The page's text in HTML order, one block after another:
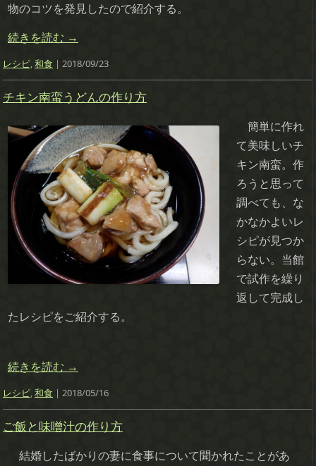
物のコツを発見したので紹介する。
続きを読む →
レシピ,和食 | 2018/09/23
チキン南蛮うどんの作り方
簡単に作れ
て美味しいチ
キン南蛮。作
ろうと思って
調べても、な
かなかよいレ
シピが見つか
らない。当館
で試作を繰り
返して完成し
たレシピをご紹介する。
続きを読む →
レシピ,和食 | 2018/05/16
ご飯と味噌汁の作り方
結婚したばかりの妻に食事について聞かれたことがあ